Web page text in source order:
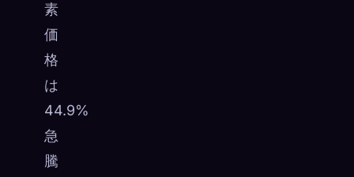
素
価
格
は
44.9%
急
騰